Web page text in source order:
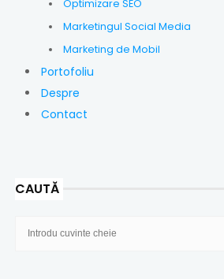
Optimizare SEO
Marketingul Social Media
Marketing de Mobil
Portofoliu
Despre
Contact
CAUTĂ